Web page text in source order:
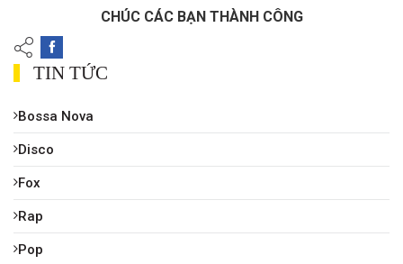
CHÚC CÁC BẠN THÀNH CÔNG
TIN TỨC
Bossa Nova
Disco
Fox
Rap
Pop